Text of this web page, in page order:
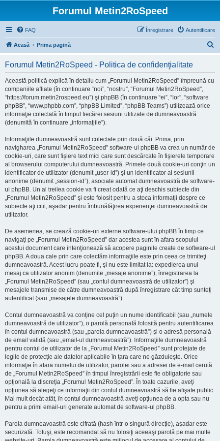
Forumul Metin2RoSpeed
FAQ Autentificare
Înregistrare
Acasă Prima pagină
Forumul Metin2RoSpeed - Politica de confidenţialitate
Această politică explică în detaliu cum „Forumul Metin2RoSpeed” împreună cu
companiile afliate (în continuare “noi”, “nostru”, “Forumul Metin2RoSpeed”,
“https://forum.metin2rospeed.eu”) şi phpBB (în continuare “ei”, “lor”, “software
phpBB”, “www.phpbb.com”, “phpBB Limited”, “phpBB Teams”) utilizează orice
informaţie colectată în timpul fiecărei sesiuni utilizate de dumneavoastră
(denumită în continuare „informaţiile”).
Informaţiile dumneavoastră sunt colectate prin două căi. Prima, prin
navigharea „Forumul Metin2RoSpeed” software-ul phpBB va crea un număr de
cookie-uri, care sunt fişiere text mici care sunt descărcate în fişierele temporare
al browserului computerului dumneavoastră. Primele două cookie-uri conţin un
identificator de utilizator (denumit „user-id”) şi un identificator al sesiunii
anonime (denumit „session-id”), asociate automat dumneavoastră de software-
ul phpBB. Un al treilea cookie va fi creat odată ce aţi deschis subiecte din
„Forumul Metin2RoSpeed” şi este folosit pentru a stoca informaţii despre ce
subiecte aţi citit, aşadar pentru îmbunătăţirea experienţei dumneavoastră de
utilizator.
De asemenea, se crează cookie-uri externe software-ului phpBB în timp ce
navigaţi pe „Forumul Metin2RoSpeed” dar acestea sunt în afara scopului
acestui document care intenţionează să acopere paginile create de software-ul
phpBB. A doua cale prin care colectăm informaţiile este prin ceea ce trimiteţi
dumneavoastră. Acest lucru poate fi, şi nu este limitat la: expedierea unui
mesaj ca utilizator anonim (denumite „mesaje anonime”), înregistrarea la
„Forumul Metin2RoSpeed” (sau „contul dumneavoastră de utilizator”) şi
mesajele transmise de către dumneavoastră după înregistrare cât timp sunteţi
autentificat (sau „mesajele dumneavoastră”).
Contul dumneavoastră va conţine cel puţin un nume identificabil (sau „numele
dumneavoastră de utilizator”), o parolă personală folosită pentru autentificarea
în contul dumneavoastră (sau „parola dumneavoastră”) şi o adresă personală
de email validă (sau „email-ul dumneavoastră”). Informaţiile dumneavoastră
pentru contul de utilizator de la „Forumul Metin2RoSpeed” sunt protejate de
legile de protecţie ale datelor aplicabile în ţara care ne găzduieşte. Orice
informaţie în afara numelui de utilizator, parolei sau a adresei de e-mail cerută
de „Forumul Metin2RoSpeed” în timpul înregistrării este fie obligatorie sau
opţională la discreţia „Forumul Metin2RoSpeed”. În toate cazurile, aveţi
opţiunea să alegeţi ce informaţii din contul dumneavoastră să fie afişate public.
Mai mult decât atât, în contul dumneavoastră aveţi opţiunea de a opta sau nu
pentru a primi email-uri generate automat de software-ul phpBB.
Parola dumneavoastră este cifrată (hash într-o singură direcţie), aşadar este
securizată. Totuşi, este recomandat să nu folosiţi aceeaşi parolă pe mai multe